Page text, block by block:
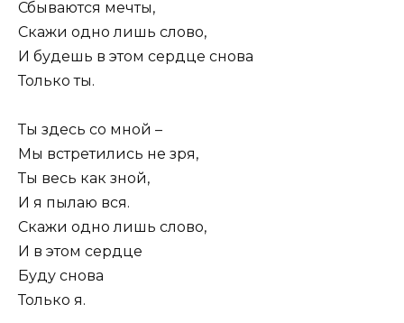
Сбываются мечты,
Скажи одно лишь слово,
И будешь в этом сердце снова
Только ты.
Ты здесь со мной –
Мы встретились не зря,
Ты весь как зной,
И я пылаю вся.
Скажи одно лишь слово,
И в этом сердце
Буду снова
Только я.